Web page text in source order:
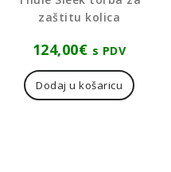
zaštitu kolica
124,00€ s PDV
Dodaj u košaricu